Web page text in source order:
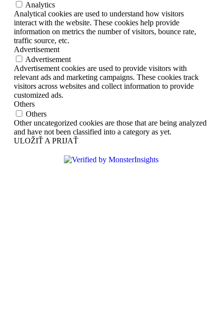
Analytics
Analytical cookies are used to understand how visitors
interact with the website. These cookies help provide
information on metrics the number of visitors, bounce rate,
traffic source, etc.
Advertisement
Advertisement
Advertisement cookies are used to provide visitors with
relevant ads and marketing campaigns. These cookies track
visitors across websites and collect information to provide
customized ads.
Others
Others
Other uncategorized cookies are those that are being analyzed
and have not been classified into a category as yet.
ULOŽIŤ A PRIJAŤ